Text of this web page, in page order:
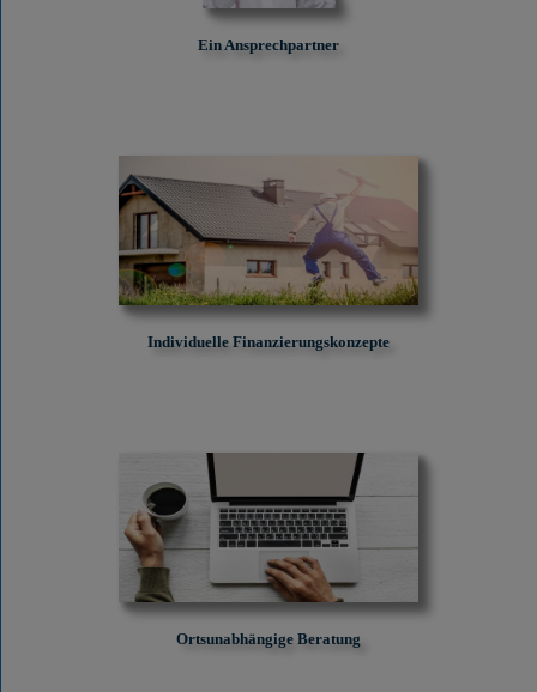
Ein Ansprechpartner
Individuelle Finanzierungskonzepte
Ortsunabhängige Beratung